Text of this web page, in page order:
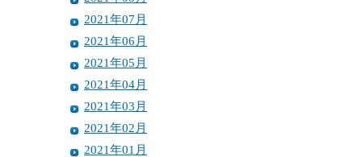
2021年07月
2021年06月
2021年05月
2021年04月
2021年03月
2021年02月
2021年01月